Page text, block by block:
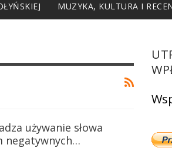
MUZYKA, KULTURA I
używanie słowa
negatywnych…